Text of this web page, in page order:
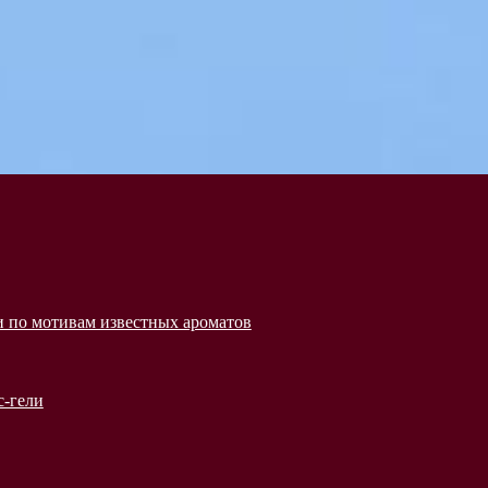
мотивам известных ароматов
гели